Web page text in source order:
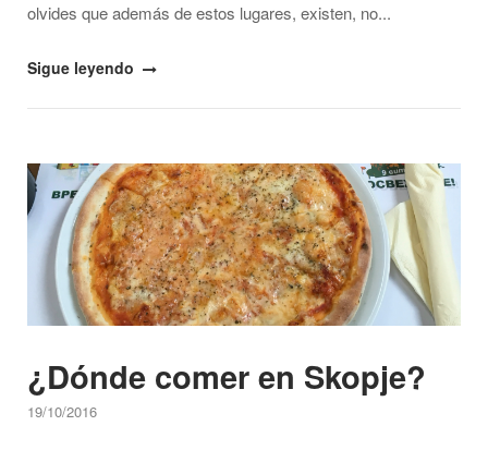
olvides que además de estos lugares, existen, no...
"¿Qué
Sigue leyendo
Open post
¿Dónde comer en Skopje?
19/10/2016